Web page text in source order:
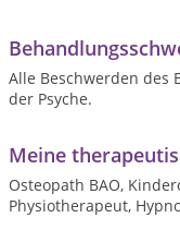
Alle Beschwerden des
der Psyche.
Meine
Osteopath BAO,
Physiotherapeut,